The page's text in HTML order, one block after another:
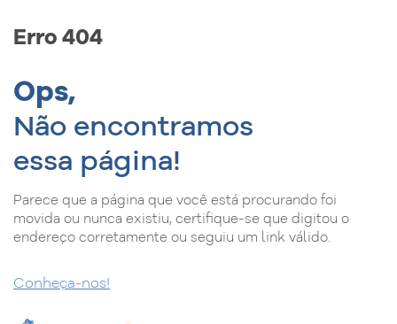
Erro 404
Ops,
Não encontramos
essa página!
Parece que a página que você está procurando foi
movida ou nunca existiu, certifique-se que digitou o
endereço corretamente ou seguiu um link válido.
Conheça-nos!